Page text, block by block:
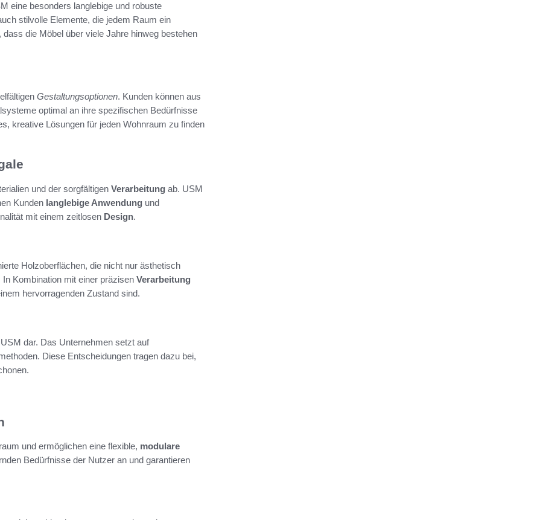
eine besonders langlebige und robuste
stilvolle Elemente, die jedem Raum ein
dass die Möbel über viele Jahre hinweg bestehen
Gestaltungsoptionen. Kunden können aus
optimal an ihre spezifischen Bedürfnisse
kreative Lösungen für jeden Wohnraum zu finden
und der sorgfältigen Verarbeitung ab. USM
Kunden langlebige Anwendung und
mit einem zeitlosen Design.
Holzoberflächen, die nicht nur ästhetisch
Kombination mit einer präzisen Verarbeitung
hervorragenden Zustand sind.
dar. Das Unternehmen setzt auf
Diese Entscheidungen tragen dazu bei,
und ermöglichen eine flexible, modulare
Bedürfnisse der Nutzer an und garantieren